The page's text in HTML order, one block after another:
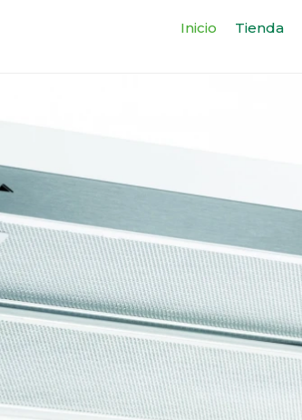
Inicio Tienda